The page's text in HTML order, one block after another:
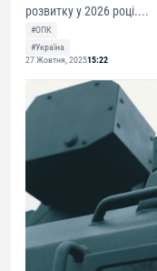
розвитку у 2026 році....
#ОПК
#Україна
27 Жовтня, 202515:22